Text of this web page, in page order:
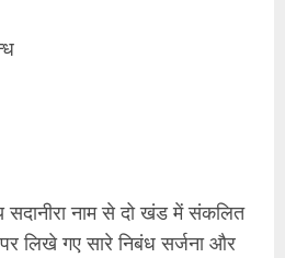
नाम से दो खंड में संकलित
लिखे गए सारे निबंध सर्जना और